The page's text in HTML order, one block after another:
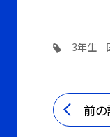
3年生
前